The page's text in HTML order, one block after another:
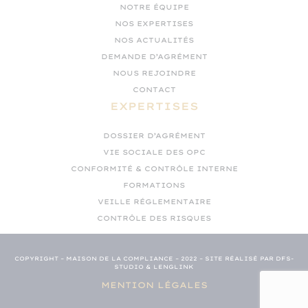
NOTRE ÉQUIPE
NOS EXPERTISES
NOS ACTUALITÉS
DEMANDE D’AGRÉMENT
NOUS REJOINDRE
CONTACT
EXPERTISES
DOSSIER D’AGRÉMENT
VIE SOCIALE DES OPC
CONFORMITÉ & CONTRÔLE INTERNE
FORMATIONS
VEILLE RÉGLEMENTAIRE
CONTRÔLE DES RISQUES
COPYRIGHT – MAISON DE LA COMPLIANCE – 2022 – SITE RÉALISÉ PAR DFS-
STUDIO & LENGLINK
MENTION LÉGALES